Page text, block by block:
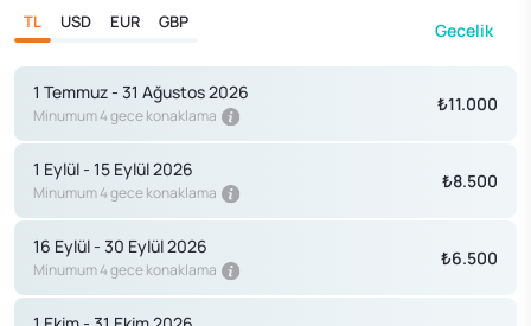
TL USD EUR GBP Gecelik
1 Temmuz - 31 Ağustos 2026
Minumum 4 gece konaklama
₺11.000
1 Eylül - 15 Eylül 2026
Minumum 4 gece konaklama
₺8.500
16 Eylül - 30 Eylül 2026
Minumum 4 gece konaklama
₺6.500